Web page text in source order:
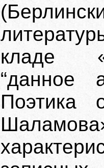
кладе
“данное
Поэтика